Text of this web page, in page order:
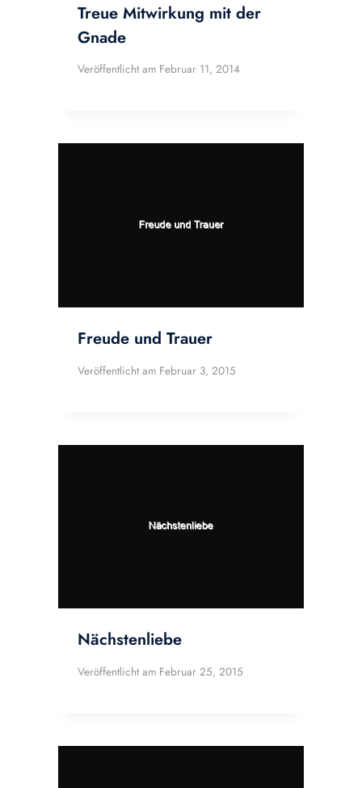
Treue Mitwirkung mit der
Gnade
Veröffentlicht am Februar 11, 2014
Freude und Trauer
Veröffentlicht am Februar 3, 2015
Nächstenliebe
Veröffentlicht am Februar 25, 2015